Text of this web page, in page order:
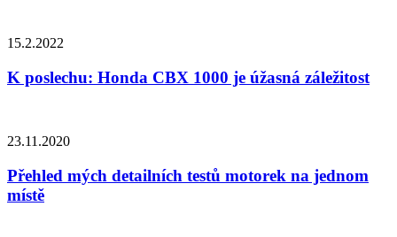
15.2.2022
K poslechu: Honda CBX 1000 je úžasná záležitost
23.11.2020
Přehled mých detailních testů motorek na jednom
místě